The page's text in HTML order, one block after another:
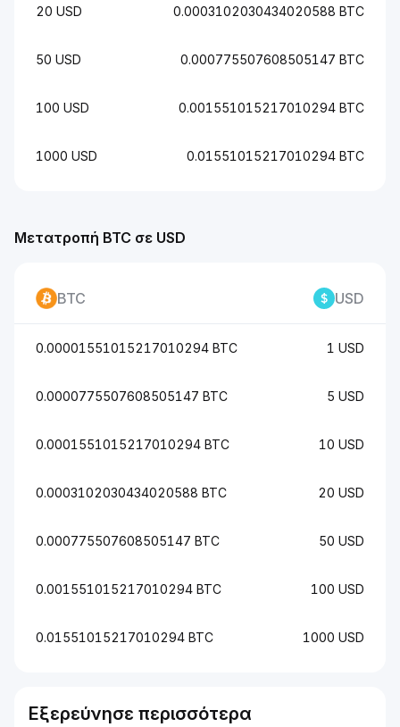
Μετατροπή BTC σε USD
BTC USD
0.00001551015217010294 BTC 1 USD
0.0000775507608505147 BTC 5 USD
0.0001551015217010294 BTC 10 USD
0.0003102030434020588 BTC 20 USD
0.000775507608505147 BTC 50 USD
0.001551015217010294 BTC 100 USD
0.01551015217010294 BTC 1000 USD
20 USD 0.0003102030434020588 BTC
50 USD 0.000775507608505147 BTC
100 USD 0.001551015217010294 BTC
1000 USD 0.01551015217010294 BTC
Εξερεύνησε περισσότερα